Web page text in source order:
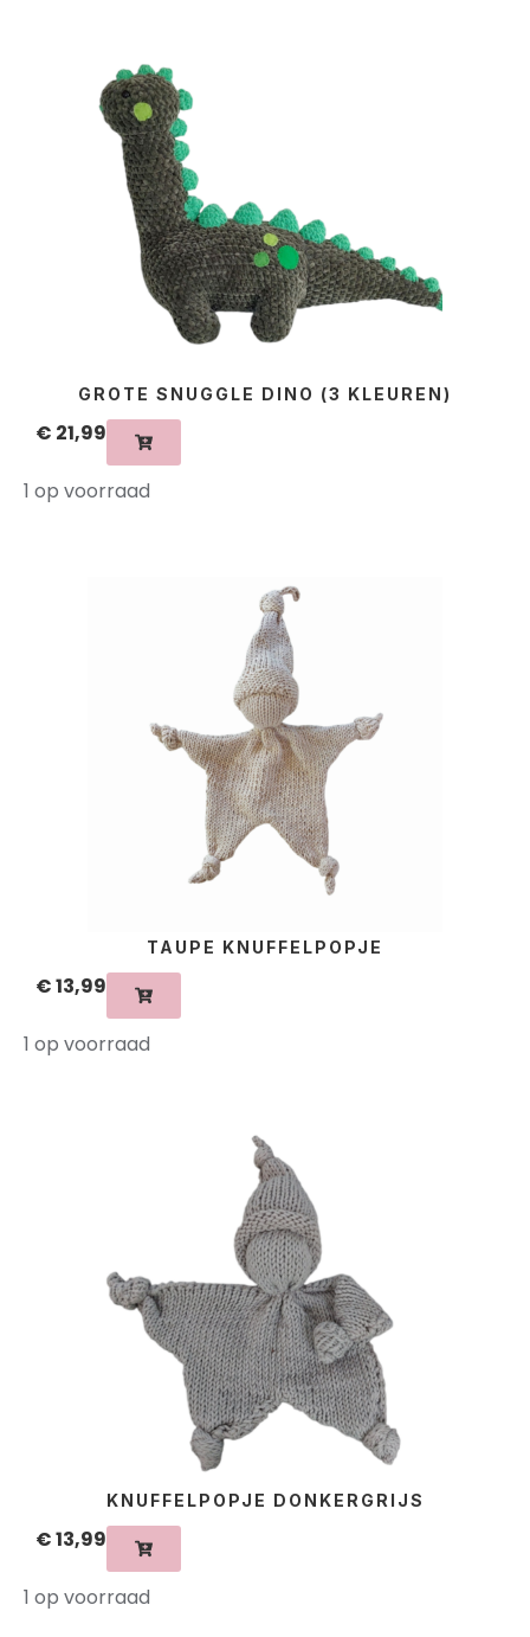
GROTE SNUGGLE DINO (3 KLEUREN)
€ 21,99
1 op voorraad
TAUPE KNUFFELPOPJE
€13,99
1 op voorraad
KNUFFELPOPJE DONKERGRIJS
€13,99
1 op voorraad